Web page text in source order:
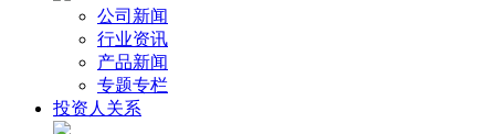
公司新闻
行业资讯
产品新闻
专题专栏
投资人关系